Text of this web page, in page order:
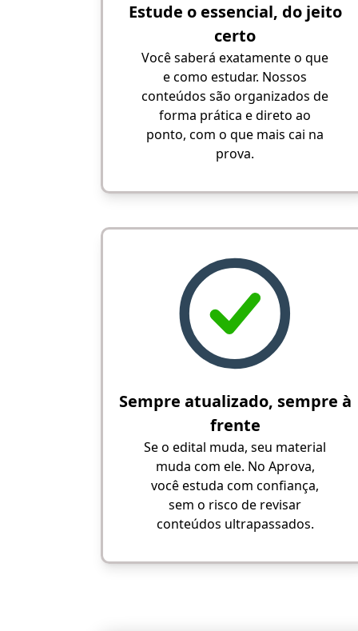
Estude o essencial, do jeito
certo
Você saberá exatamente o que
e como estudar. Nossos
conteúdos são organizados de
forma prática e direto ao
ponto, com o que mais cai na
prova.
Sempre atualizado, sempre à
frente
Se o edital muda, seu material
muda com ele. No Aprova,
você estuda com confiança,
sem o risco de revisar
conteúdos ultrapassados.